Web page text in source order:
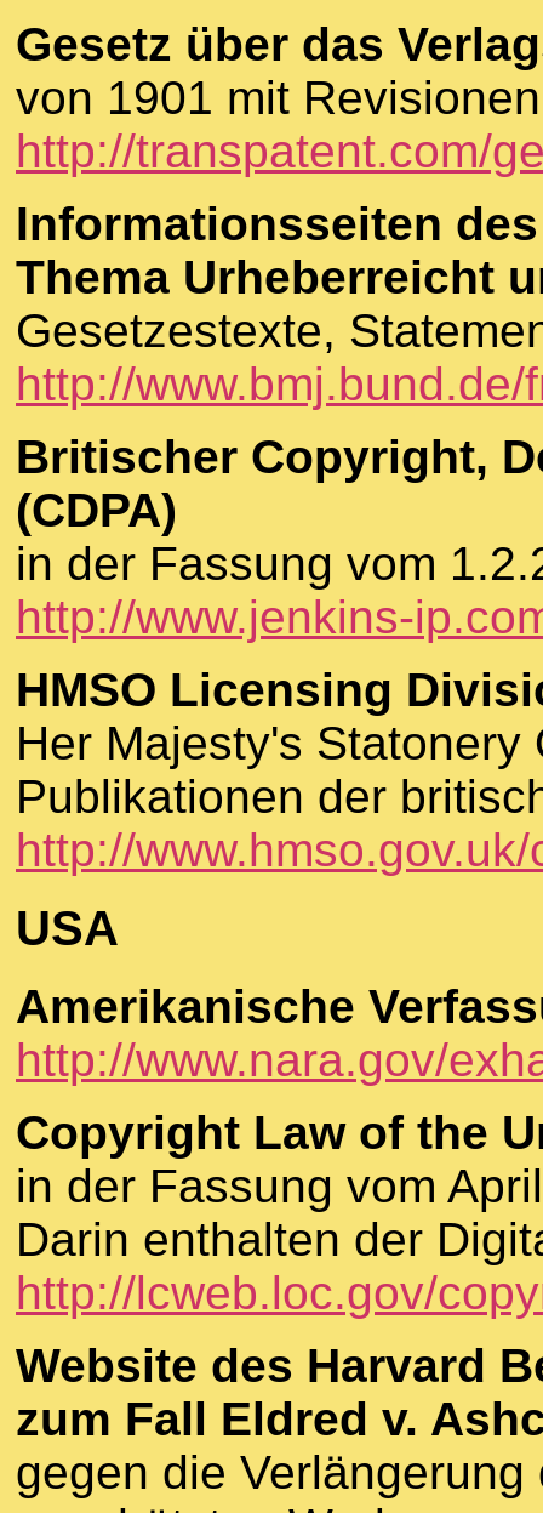
Gesetz über das
von 1901 mit
http://transpatent.com/
Informationsseiten
Thema Urheberreicht
Gesetzestexte,
http://
Britischer Copyright,
(CDPA)
in der Fassung vom
http://www.jenkins-
HMSO Licensing
Her Majesty's
Publikationen der
http://
USA
Amerikanische
http://www.nara.gov/
Copyright Law of the
in der Fassung vom
Darin enthalten der
http://lcweb.loc.gov/
Website des Harvard
zum Fall Eldred v.
gegen die